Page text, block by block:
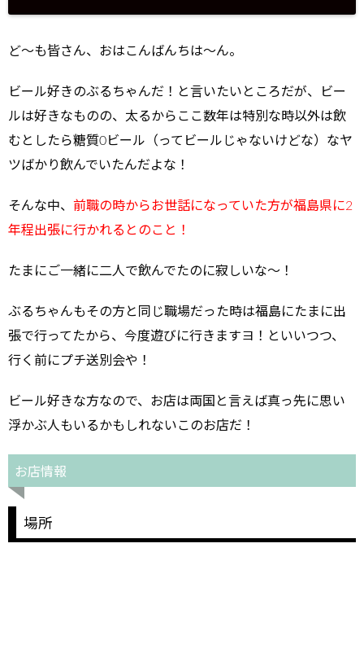
ど～も皆さん、おはこんばんちは～ん。
ビール好きのぶるちゃんだ！と言いたいところだが、ビー
ルは好きなものの、太るからここ数年は特別な時以外は飲
むとしたら糖質0ビール（ってビールじゃないけどな）なヤ
ツばかり飲んでいたんだよな！
そんな中、 前職の時からお世話になっていた方が福島県に2
年程出張に行かれるとのこと！
たまにご一緒に二人で飲んでたのに寂しいな～！
ぶるちゃんもその方と同じ職場だった時は福島にたまに出
張で行ってたから、今度遊びに行きますヨ！といいつつ、
行く前にプチ送別会や！
ビール好きな方なので、お店は両国と言えば真っ先に思い
浮かぶ人もいるかもしれないこのお店だ！
お店情報
場所